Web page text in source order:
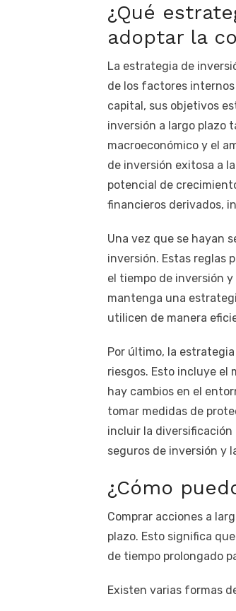
¿Qué
adoptar la
La estrategia de
de los factores
capital, sus objetivos
inversión a largo plazo
macroeconómico y el
de inversión exitosa a
potencial de
financieros derivados,
Una vez que se hayan
inversión. Estas reglas
el tiempo de inversión
mantenga una
utilicen de manera
Por último, la
riesgos. Esto incluye el
hay cambios en el
tomar medidas de
incluir la diversificación
seguros de inversión y
¿Cómo
Comprar acciones a
plazo. Esto significa
de tiempo prolongado
Existen varias formas